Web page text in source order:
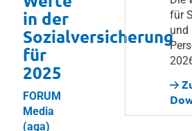
in der
Sozialversicherung
für
2025
FORUM
Media
(aga)
für
und